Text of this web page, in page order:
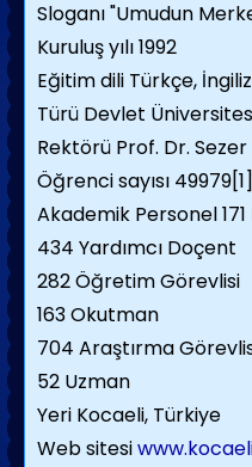
Sloganı "Umudun
Kuruluş yılı 1992
Eğitim dili Türkçe,
Türü Devlet
Rektörü Prof. Dr.
Öğrenci sayısı 49979[1]
Akademik Personel
434 Yardımcı Doçent
282 Öğretim Görevlisi
163 Okutman
704 Araştırma
52 Uzman
Yeri Kocaeli, Türkiye
Web sitesi